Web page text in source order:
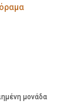
μονάδα